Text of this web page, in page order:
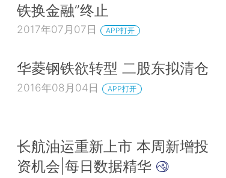
铁换金融”终止
2017年07月07日 APP打开
华菱钢铁欲转型 二股东拟清仓
2016年08月04日 APP打开
长航油运重新上市 本周新增投
资机会|每日数据精华